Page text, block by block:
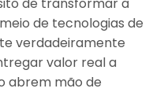
de tecnologias de
verdadeiramente
valor real a
abrem mão de